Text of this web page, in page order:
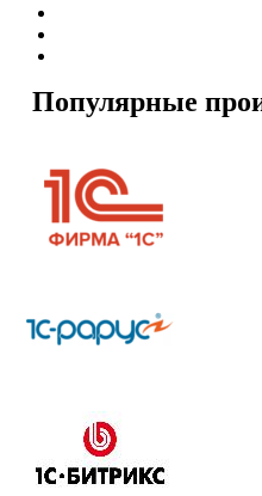
Популярные